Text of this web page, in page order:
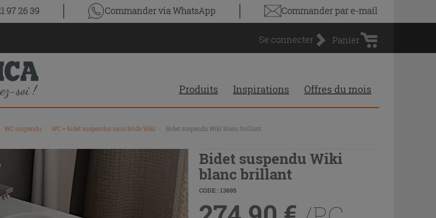
97 26 39 Commander via WhatsApp Commander par e-mail
Se connecter
d'achat
Panier
Produits Inspirations Offres du mois
WC suspendu WC + bidet suspendus sans bride Wiki Bidet suspendu Wiki blanc brillant
Bidet suspendu Wiki
blanc brillant
CODE : 13695